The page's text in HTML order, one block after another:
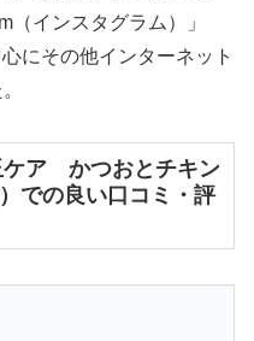
（インスタグラム）」
にその他インターネット
ケア かつおとチキン
での良い口コミ・評